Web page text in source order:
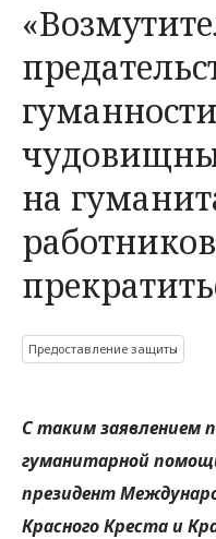
на
Предоставление защиты
С таким заявлением
гуманитарной
президент
Красного Креста и